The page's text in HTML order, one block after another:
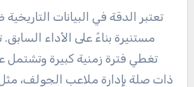
تعتبر الدقة في البيانات
مستنيرة بناءً على الأداء
تغطي فترة زمنية كبيرة
ذات صلة بإدارة ملاعب الجولف، مثل